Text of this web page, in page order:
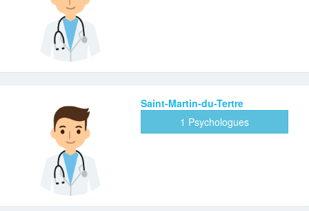
Saint-Martin-du-Tertre
1 Psychologues